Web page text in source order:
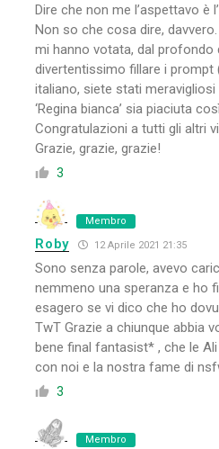
Dire che non me l’aspettavo è
Non so che cosa dire,
mi hanno votata, dal profondo
divertentissimo fillare i
italiano, siete stati
‘Regina bianca’ sia piaciuta
Congratulazioni a tutti gli altri
Grazie, grazie, grazie!
3
Membro
Roby 12 Aprile 2021 21:35
Sono senza parole, avevo
nemmeno una speranza e ho
esagero se vi dico che ho
TwT Grazie a chiunque abbia
bene final fantasist* , che le
con noi e la nostra fame di
3
Membro